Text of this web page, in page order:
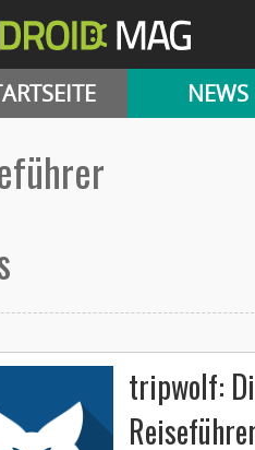
NEWS
tripwolf: